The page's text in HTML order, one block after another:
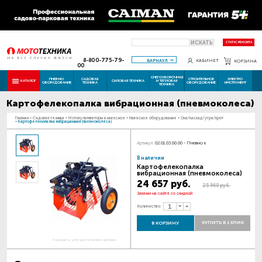
ИСКАТЬ СТАТУС РЕМОНТА
8-800-775-79-
00
БАРНАУЛ КАБИНЕТ КОРЗИНА
КАТАЛОГ ПНЕВМО
ОБОРУДОВАНИЕ
САДОВАЯ
ТЕХНИКА СИЛОВАЯ ТЕХНИКА
СНЕГОУБОРОЧНАЯ
И ТЕПЛОВАЯ
ТЕХНИКА
СТРОИТЕЛЬНОЕ
ОБОРУДОВАНИЕ
ЭЛЕКТРО
ИНСТРУМЕНТ
Картофелекопалка вибрационная (пневмоколеса)
Главная - Садовая техника - Мотокультиваторы и навесное - Навесное оборудование - Ока/каскад/угра/крот
- Картофелекопалка вибрационная (пневмоколеса)
Наведите для увеличения картинки
Артикул: 02.01.03.00.00 - Пневмо к
В наличии
Картофелекопалка
вибрационная (пневмоколеса)
24 657 руб. 25 960 руб.
Закажи на сайте со скидкой
Количество:
В КОРЗИНУ КУПИТЬ В 1 КЛИК